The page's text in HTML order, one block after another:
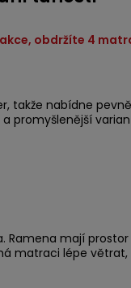
akce, obdržíte 4
takže nabídne
promyšlenější
mají
matraci lépe